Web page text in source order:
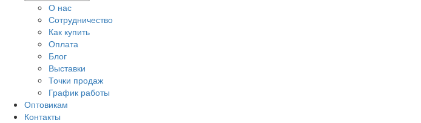
О нас
Сотрудничество
Как купить
Оплата
Блог
Выставки
Точки продаж
График работы
Оптовикам
Контакты